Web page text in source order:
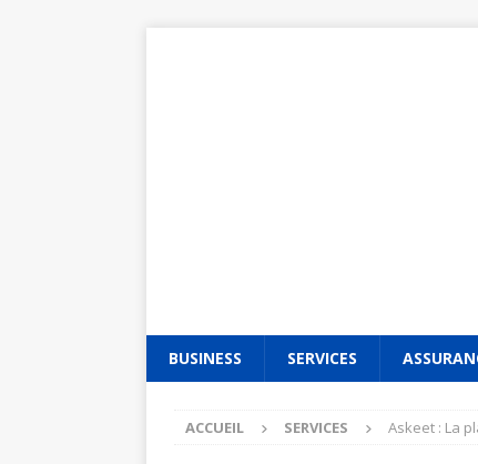
BUSINESS SERVICES
ACCUEIL SERVICES Askeet : La